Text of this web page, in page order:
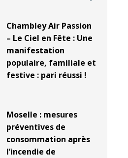
Chambley Air Passion
– Le Ciel en Fête : Une
manifestation
populaire, familiale et
festive : pari réussi !
Moselle : mesures
préventives de
consommation après
l’incendie de